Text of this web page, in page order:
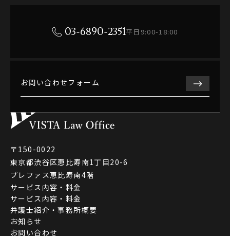
03-6890-2351平日9:00-18:00
お問い合わせフォーム
〒150-0022
東京都渋谷区恵比寿南1丁目20-6
プレファス恵比寿南4階
サービス内容・料金
サービス内容・料金
弁護士紹介・事務所概要
お知らせ
お問い合わせ